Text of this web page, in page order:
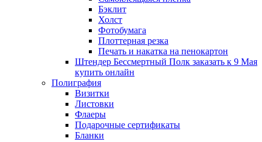
Бэклит
Холст
Фотобумага
Плоттерная резка
Печать и накатка на пенокартон
Штендер Бессмертный Полк заказать к 9 Мая
купить онлайн
Полиграфия
Визитки
Листовки
Флаеры
Подарочные сертификаты
Бланки